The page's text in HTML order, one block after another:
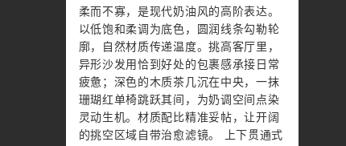
柔而不寡，是现代奶油风的高阶表达。
以低饱和柔调为底色，圆润线条勾勒轮
廓，自然材质传递温度。挑高客厅里，
异形沙发用恰到好处的包裹感承接日常
疲惫；深色的木质茶几沉在中央，一抹
珊瑚红单椅跳跃其间，为奶调空间点染
灵动生机。材质配比精准妥帖，让开阔
的挑空区域自带治愈滤镜。 上下贯通式